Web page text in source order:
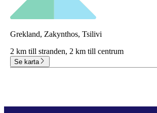
Grekland, Zakynthos, Tsilivi
2 km till stranden, 2 km till centrum
Se karta